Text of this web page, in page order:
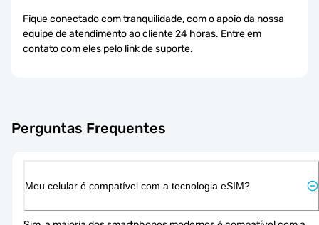
Fique conectado com tranquilidade, com o apoio da nossa
equipe de atendimento ao cliente 24 horas. Entre em
contato com eles pelo link de suporte.
Perguntas Frequentes
Meu celular é compatível com a tecnologia eSIM?